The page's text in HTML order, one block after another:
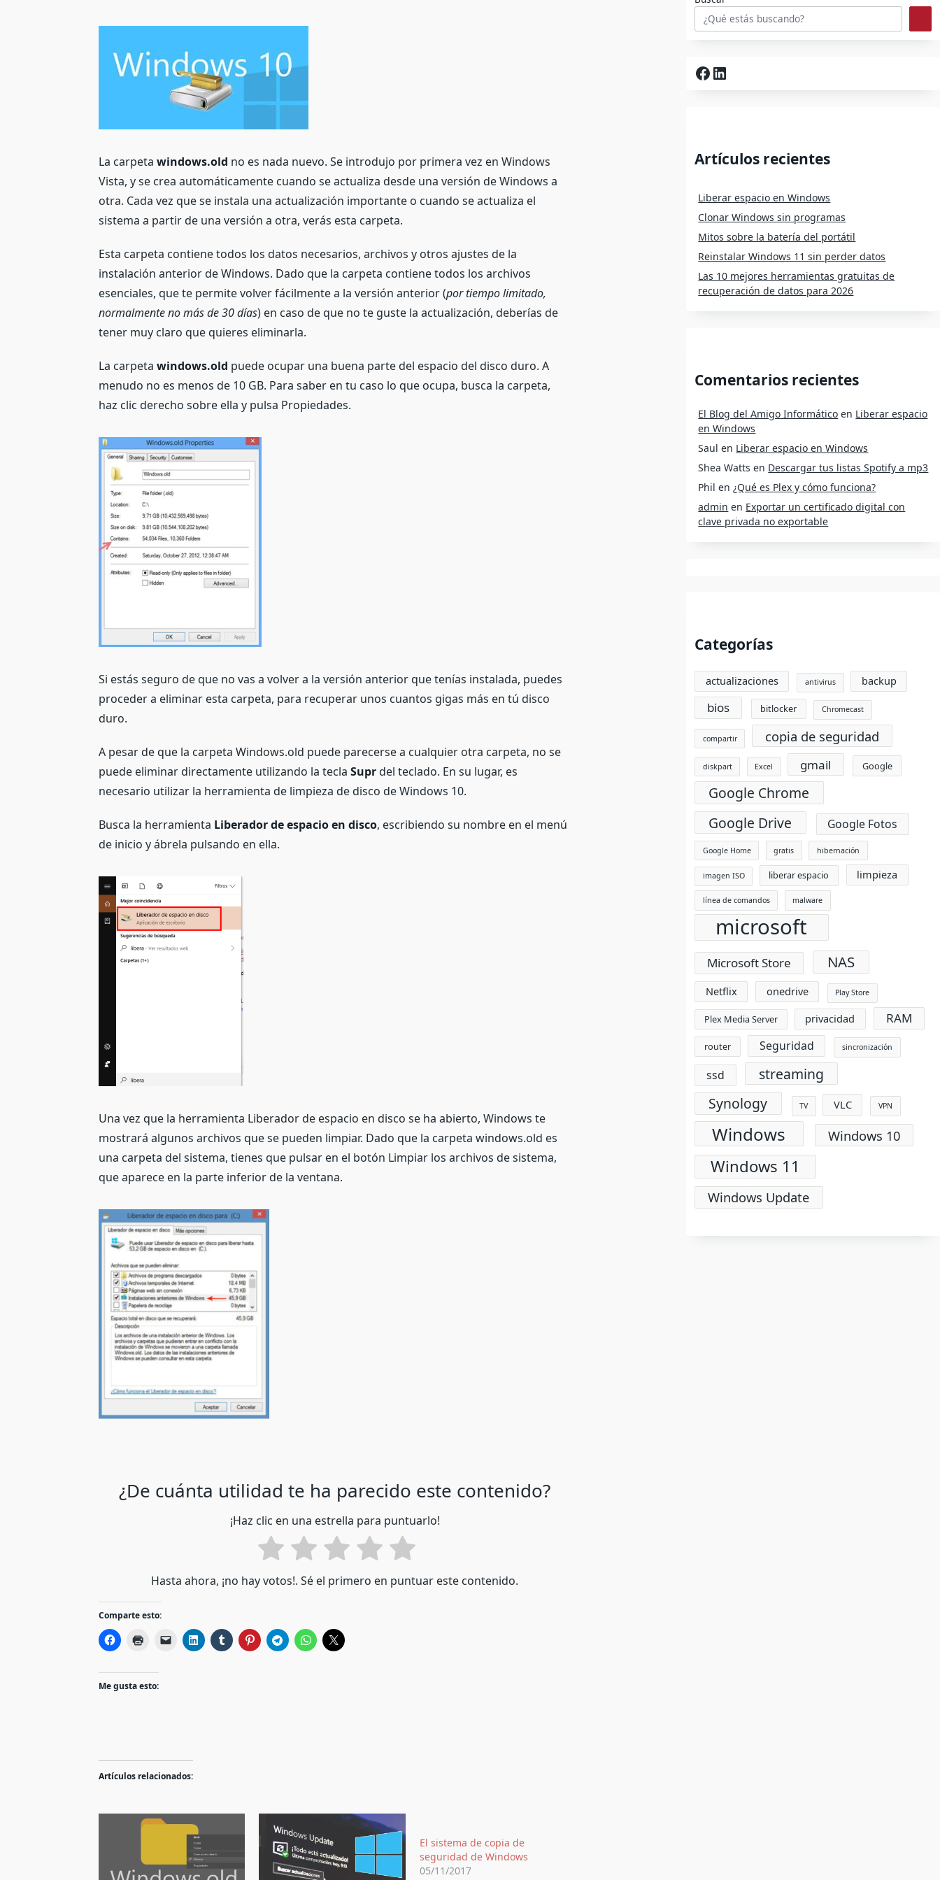
La carpetawindows.old no es nada nuevo. Se introdujo por primera vez en Windows
Vista, y se crea automáticamente cuando se actualiza desde una versión de Windows a
otra. Cada vez que se instala una actualización importante o cuando se actualiza el
sistema a partir de una versión a otra, verás esta carpeta.
Esta carpeta contiene todos los datos necesarios, archivos y otros ajustes de la
instalación anterior de Windows. Dado que la carpeta contiene todos los archivos
esenciales, que te permite volver fácilmente a la versión anterior (por tiempo limitado,
normalmente no más de 30 días) en caso de que no te guste la actualización, deberías de
tener muy claro que quieres eliminarla.
La carpetawindows.old puede ocupar una buena parte del espacio del disco duro. A
menudo no es menos de 10 GB. Para saber en tu caso lo que ocupa, busca la carpeta,
haz clic derecho sobre ella y pulsa Propiedades.
Si estás seguro de que no vas a volver a la versión anterior que tenías instalada, puedes
proceder a eliminar esta carpeta, para recuperar unos cuantos gigas más en tú disco
duro.
A pesar de que la carpeta Windows.old puede parecerse a cualquier otra carpeta, no se
puede eliminar directamente utilizando la teclaSuprdel teclado. En su lugar, es
necesario utilizar la herramienta de limpieza de disco de Windows 10.
Busca la herramienta Liberador de espacio en disco, escribiendo su nombre en el menú
de inicio y ábrela pulsando en ella.
Una vez que la herramienta Liberador de espacio en disco se ha abierto, Windows te
mostrará algunos archivos que se pueden limpiar. Dado que la carpeta windows.old es
una carpeta del sistema, tienes que pulsar en el botón Limpiar los archivos de sistema,
que aparece en la parte inferior de la ventana.
¿De cuánta utilidad te ha parecido este contenido?
¡Haz clic en una estrella para puntuarlo!
Hasta ahora, ¡no hay votos!. Sé el primero en puntuar este contenido.
Comparte esto:
Me gusta esto:
Artículos relacionados:
El sistema de copia de
seguridad de Windows
05/11/2017
Facebook
LinkedIn
Artículos recientes
Liberar espacio en Windows
Clonar Windows sin programas
Mitos sobre la batería del portátil
Reinstalar Windows 11 sin perder datos
Las 10 mejores herramientas gratuitas de
recuperación de datos para 2026
Comentarios recientes
El Blog del Amigo Informático en Liberar espacio
en Windows
Saul en Liberar espacio en Windows
Shea Watts en Descargar tus listas Spotify a mp3
Phil en ¿Qué es Plex y cómo funciona?
admin en Exportar un certificado digital con
clave privada no exportable
Categorías
actualizaciones antivirus backup
bios bitlocker Chromecast
compartir copia de seguridad
diskpart Excel gmail Google
Google Chrome
Google Drive
Google Fotos
Google Home gratis hibernación
imagen ISO liberar espacio limpieza
línea de comandos malware
microsoft
Microsoft Store NAS
Netflix onedrive Play Store
Plex Media Server privacidad RAM
router Seguridad sincronización
ssd
streaming
Synology
TV VLC VPN
Windows Windows 10
Windows 11
Windows Update